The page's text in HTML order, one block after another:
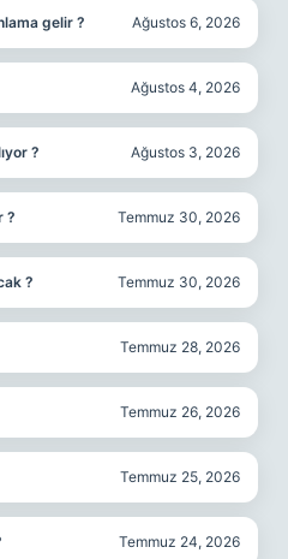
gelir ? Ağustos 6, 2026
Ağustos 4, 2026
? Ağustos 3, 2026
? Temmuz 30, 2026
? Temmuz 30, 2026
Temmuz 28, 2026
Temmuz 26, 2026
Temmuz 25, 2026
Temmuz 24, 2026